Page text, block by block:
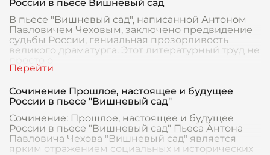
России в пьесе Вишневый сад
В пьесе "Вишневый сад", написанной Антоном
Павловичем Чеховым, заключено предвидение
судьбы России, гениальная прозорливость
великого драматурга. Этот литературный труд не
Сочинение Прошлое, настоящее и будущее
России в пьесе "Вишневый сад"
Сочинение: Прошлое, настоящее и будущее
России в пьесе "Вишневый сад" Пьеса Антона
Павловича Чехова "Вишневый сад" является
ярким отражением социальных и исторических